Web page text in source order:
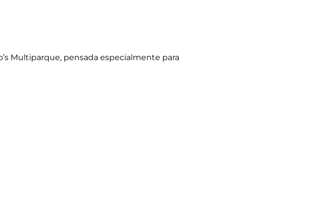
Multiparque, pensada especialmente para